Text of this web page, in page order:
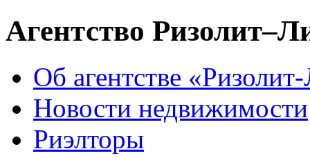
Агентство
Об агентстве
Новости недвижимости
Риэлторы